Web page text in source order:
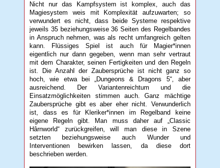
Nicht nur das Kampfsystem ist komplex, auch das
Magiesystem weis mit Komplexität aufzuwarten; so
verwundert es nicht, dass beide Systeme respektive
jeweils 35 beziehungsweise 36 Seiten des Regelbandes
in Anspruch nehmen, was als recht umfangreich gelten
kann. Flüssiges Spiel ist auch für Magier*innen
eigentlich nur dann gegeben, wenn man sehr vertraut
mit dem Charakter, seinen Fertigkeiten und den Regeln
ist. Die Anzahl der Zaubersprüche ist nicht ganz so
hoch, wie etwa bei „Dungeons & Dragons 5“, aber
ausreichend. Der Variantenreichtum und die
Einsatzmöglichkeiten stimmen auch. Ganz mächtige
Zaubersprüche gibt es aber eher nicht. Verwunderlich
ist, dass es für Kleriker*innen im Regelband keine
eigene Regeln gibt. Man muss daher auf „Classic
Hârnworld“ zurückgreifen, will man diese in Szene
setzten beziehungsweise auch Wunder und
Interventionen bewirken lassen, da diese dort
beschrieben werden.